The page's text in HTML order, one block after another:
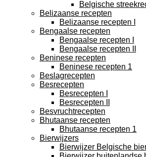
Belgische
Belizaanse recepten
Belizaanse recepten I
Bengaalse recepten
Bengaalse recepten I
Bengaalse recepten II
Beninese recepten
Beninese recepten 1
Beslagrecepten
Besrecepten
Besrecepten I
Besrecepten II
Besvruchtrecepten
Bhutaanse recepten
Bhutaanse recepten 1
Bierwijzers
Bierwijzer Belgische